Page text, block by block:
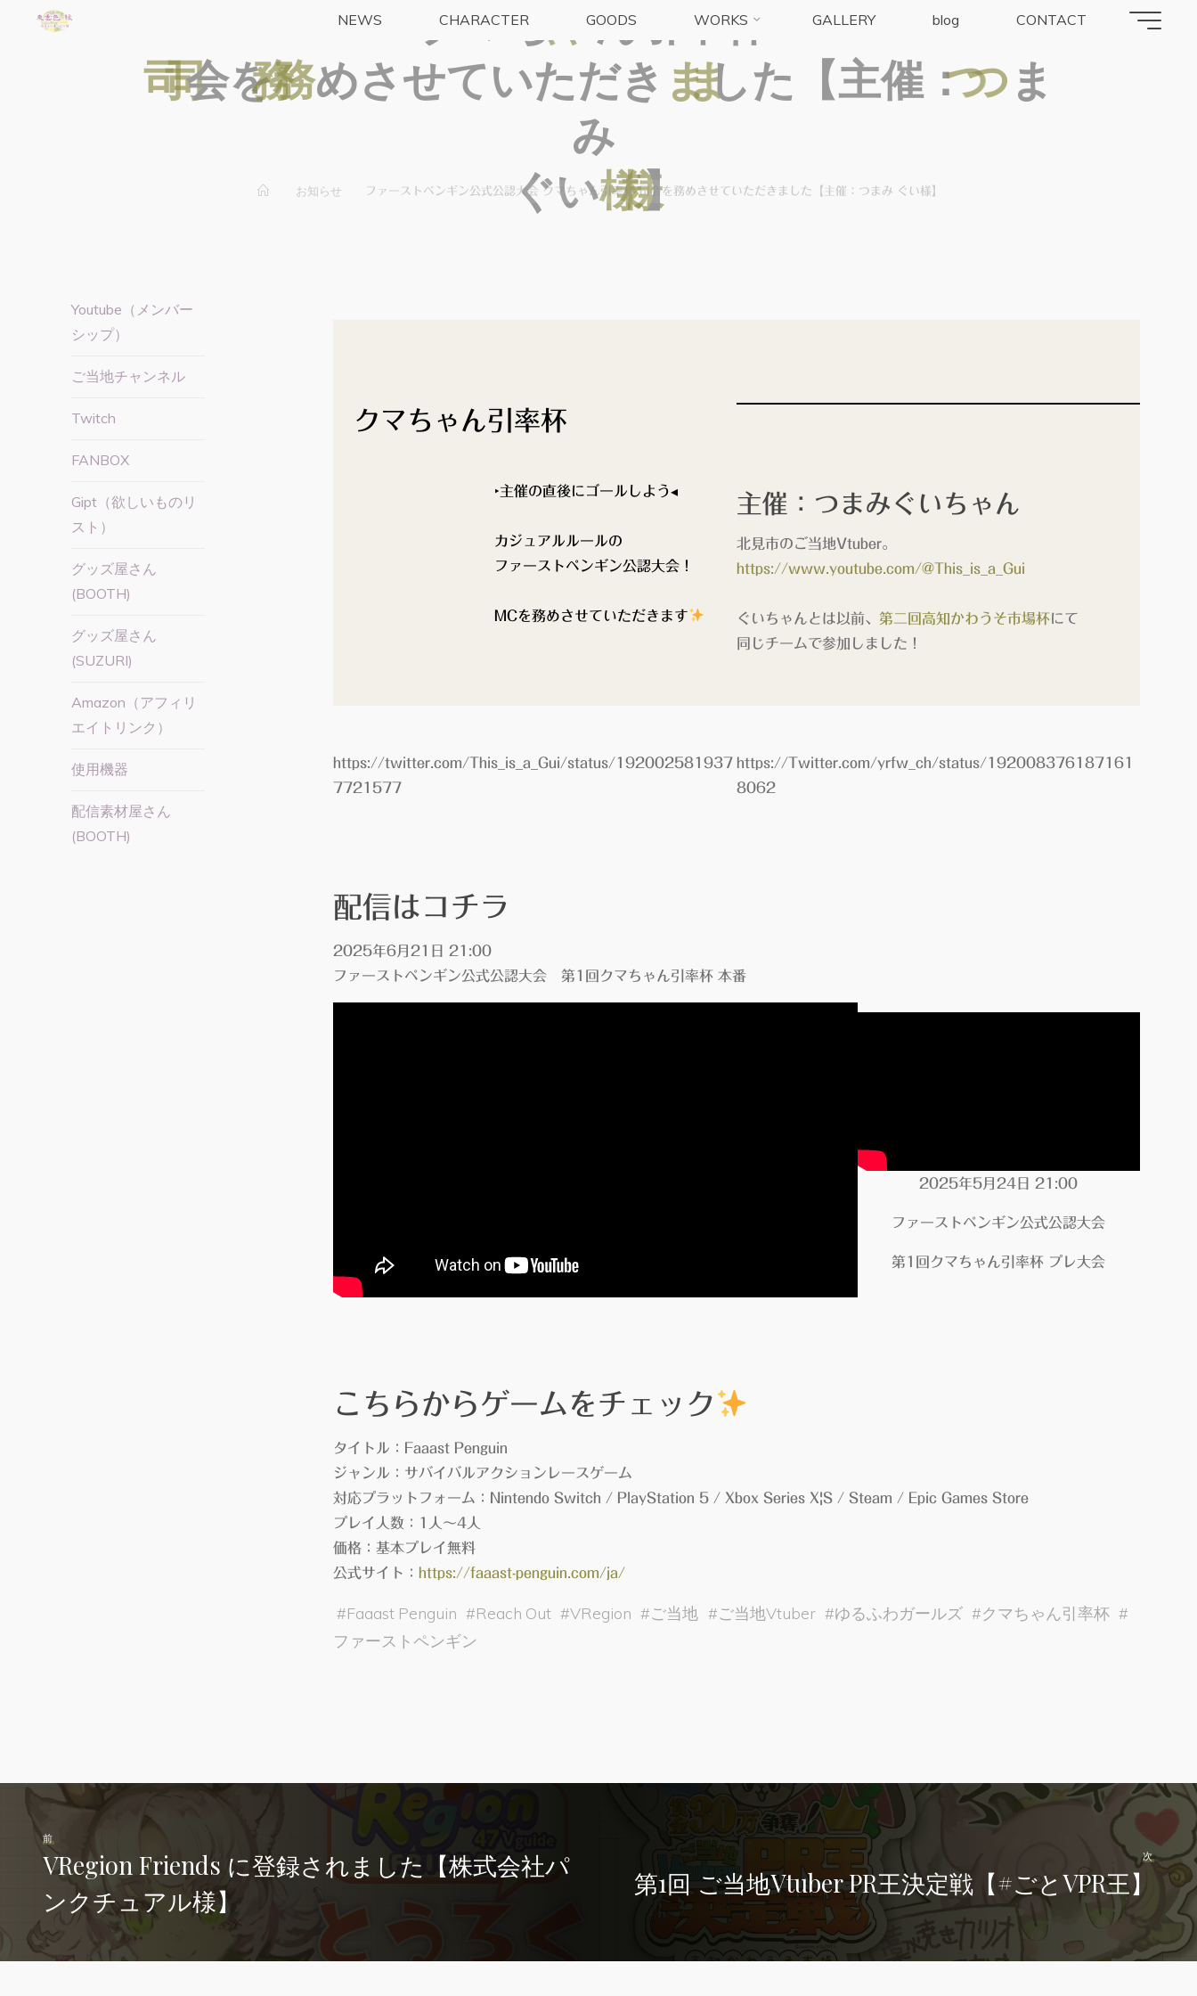
NEWS CHARACTER GOODS WORKS GALLERY blog CONTACT
クマち ゃ
ゃん 率杯
司
司会を務
務めさせていただき ま
ました 【主催 ：つ
つま
み
ぐい様
様】
お知らせ ファーストペンギン公式公認大会 クマちゃん引率杯 司会を務めさせていただきました【主催：つまみ ぐい様】
クマちゃん引率杯
‣主催の直後にゴールしよう◂
カジュアルルールの
ファーストペンギン公認大会！
MCを務めさせていただきます
主催：つまみぐいちゃん
北見市のご当地Vtuber。
https://www.youtube.com/@This_is_a_Gui
ぐいちゃんとは以前、 第二回高知かわうそ市場杯にて
同じチームで参加しました！
https://twitter.com/This_is_a_Gui/status/192002581937
7721577
https://Twitter.com/yrfw_ch/status/192008376187161
8062
配信はコチラ
2025年6月21日 21:00
ファーストペンギン公式公認大会
第1回クマちゃん引率杯 本番
2025年5月24日 21:00
ファーストペンギン公式公認大会
第1回クマちゃん引率杯 プレ大会
こちらからゲームをチェック
タイトル：Faaast Penguin
ジャンル：サバイバルアクションレースゲーム
対応プラットフォーム：Nintendo Switch / PlayStation 5 / Xbox Series X|S / Steam / Epic Games Store
プレイ人数：1人～4人
価格：基本プレイ無料
公式サイト： https://faaast-penguin.com/ja/
#Faaast Penguin #Reach Out #VRegion #ご当地 #ご当地Vtuber #ゆるふわガールズ #クマちゃん引率杯 #
ファーストペンギン
Youtube（メンバー
シップ）
ご当地チャンネル
Twitch
FANBOX
Gipt（欲しいものリ
スト）
グッズ屋さん
(BOOTH)
グッズ屋さん
(SUZURI)
Amazon（アフィリ
エイトリンク）
使用機器
配信素材屋さん
(BOOTH)
前
VRegion Friends に登録されました【株式会社パ
ンクチュアル様】
次
第1回 ご当地Vtuber PR王決定戦【#ごとVPR王】